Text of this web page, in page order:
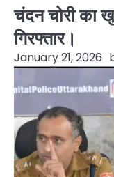
चंदन चोरी का
गिरफ्तार।
January 21, 2026